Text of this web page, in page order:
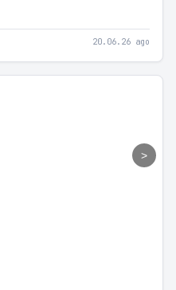
20.06.26 ago
>